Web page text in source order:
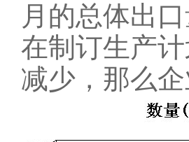
月的总体出
在制订生产
减少，那么